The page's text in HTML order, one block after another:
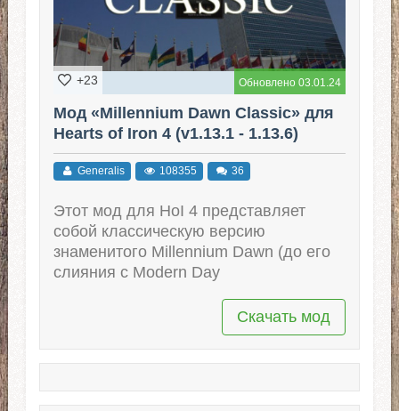
Обновлено 03.01.24
+23
Мод «Millennium Dawn Classic» для
Hearts of Iron 4 (v1.13.1 - 1.13.6)
Generalis 108355 36
Этот мод для HoI 4 представляет
собой классическую версию
знаменитого Millennium Dawn (до его
слияния с Modern Day
Скачать мод